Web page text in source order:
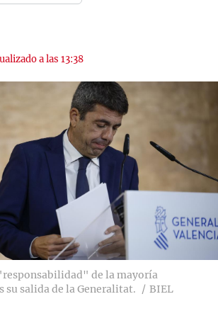
a las 13:38
de la mayoría
su salida de la Generalitat.
BIEL